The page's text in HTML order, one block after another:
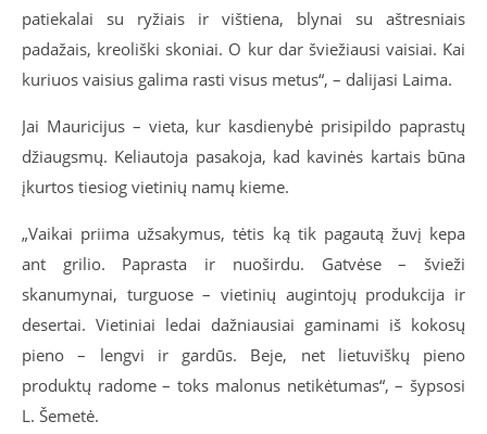
patiekalai su ryžiais ir vištiena, blynai su aštresniais
padažais, kreoliški skoniai. O kur dar šviežiausi vaisiai. Kai
kuriuos vaisius galima rasti visus metus“, – dalijasi Laima.
Jai Mauricijus – vieta, kur kasdienybė prisipildo paprastų
džiaugsmų. Keliautoja pasakoja, kad kavinės kartais būna
įkurtos tiesiog vietinių namų kieme.
„Vaikai priima užsakymus, tėtis ką tik pagautą žuvį kepa
ant grilio. Paprasta ir nuoširdu. Gatvėse – švieži
skanumynai, turguose – vietinių augintojų produkcija ir
desertai. Vietiniai ledai dažniausiai gaminami iš kokosų
pieno – lengvi ir gardūs. Beje, net lietuviškų pieno
produktų radome – toks malonus netikėtumas“, – šypsosi
L. Šemetė.